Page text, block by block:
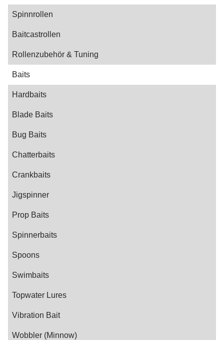
Spinnrollen
Baitcastrollen
Rollenzubehör & Tuning
Baits
Hardbaits
Blade Baits
Bug Baits
Chatterbaits
Crankbaits
Jigspinner
Prop Baits
Spinnerbaits
Spoons
Swimbaits
Topwater Lures
Vibration Bait
Wobbler (Minnow)